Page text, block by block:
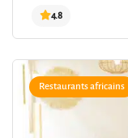
Restaurants africains